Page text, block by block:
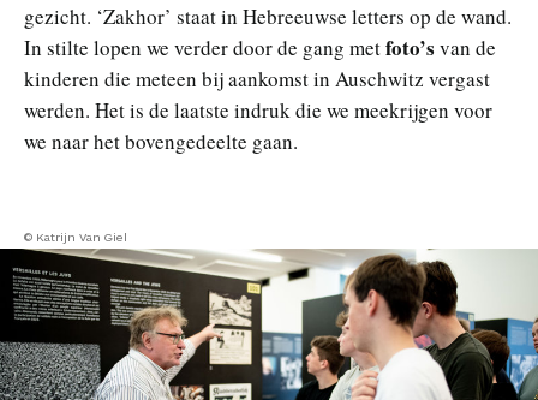
gezicht. ‘Zakhor’ staat in Hebreeuwse letters op de wand.
In stilte lopen we verder door de gang metfoto’s van de
kinderen die meteen bij aankomst in Auschwitz vergast
werden. Het is de laatste indruk die we meekrijgen voor
we naar het bovengedeelte gaan.
© Katrijn Van Giel